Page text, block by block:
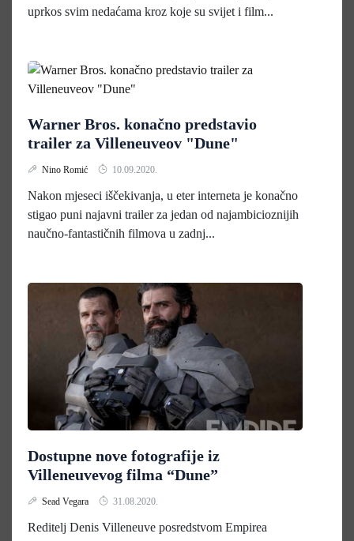
uprkos svim nedaćama kroz koje su svijet i film...
Warner Bros. konačno predstavio
trailer za Villeneuveov "Dune"
Nino Romić 10.09.2020.
Nakon mjeseci iščekivanja, u eter interneta je konačno
stigao puni najavni trailer za jedan od najambicioznijih
naučno-fantastičnih filmova u zadnj...
Dostupne nove fotografije iz
Villeneuvevog filma “Dune”
Sead Vegara 31.08.2020.
Reditelj Denis Villeneuve posredstvom Empirea